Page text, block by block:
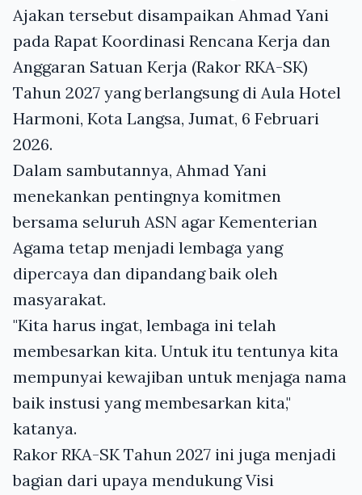
Ajakan tersebut disampaikan Ahmad Yani
pada Rapat Koordinasi Rencana Kerja dan
Anggaran Satuan Kerja (Rakor RKA-SK)
Tahun 2027 yang berlangsung di Aula Hotel
Harmoni, Kota Langsa, Jumat, 6 Februari
2026.
Dalam sambutannya, Ahmad Yani
menekankan pentingnya komitmen
bersama seluruh ASN agar Kementerian
Agama tetap menjadi lembaga yang
dipercaya dan dipandang baik oleh
masyarakat.
"Kita harus ingat, lembaga ini telah
membesarkan kita. Untuk itu tentunya kita
mempunyai kewajiban untuk menjaga nama
baik instusi yang membesarkan kita,"
katanya.
Rakor RKA-SK Tahun 2027 ini juga menjadi
bagian dari upaya mendukung Visi